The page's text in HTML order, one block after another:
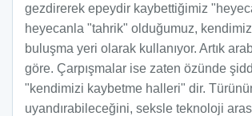
gezdirerek epeydir kaybettiğimiz
heyecanla "tahrik" olduğumuz,
buluşma yeri olarak kullanıyor. Artık
göre. Çarpışmalar ise zaten özünde
"kendimizi kaybetme halleri" dir.
uyandırabileceğini, seksle teknoloji